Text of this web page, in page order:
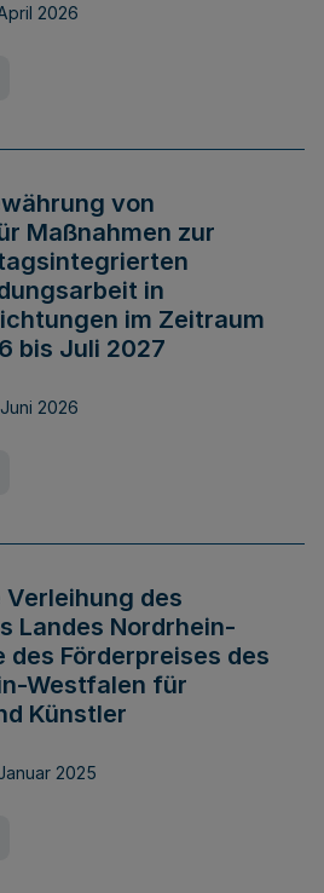
2026
von
Maßnahmen zur
in
im Zeitraum
bis Juli 2027
2026
des
Landes Nordrhein-
Förderpreises des
Westfalen für
Künstler
2025